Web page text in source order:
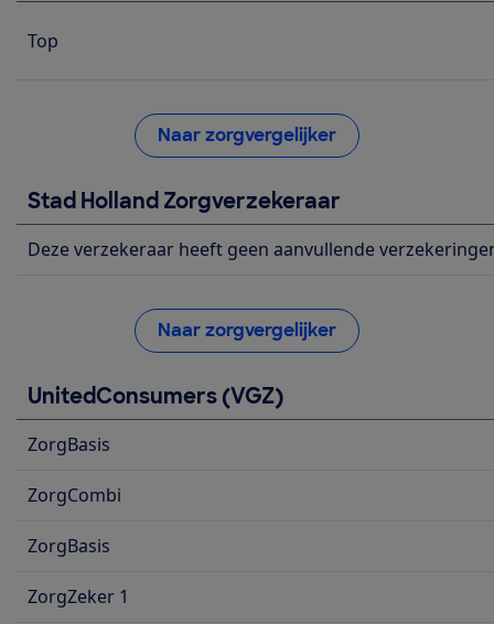
Top
Naar zorgvergelijker
Stad Holland Zorgverzekeraar
Deze verzekeraar heeft geen aanvullende
Naar zorgvergelijker
UnitedConsumers (VGZ)
ZorgBasis
ZorgCombi
ZorgBasis
ZorgZeker 1